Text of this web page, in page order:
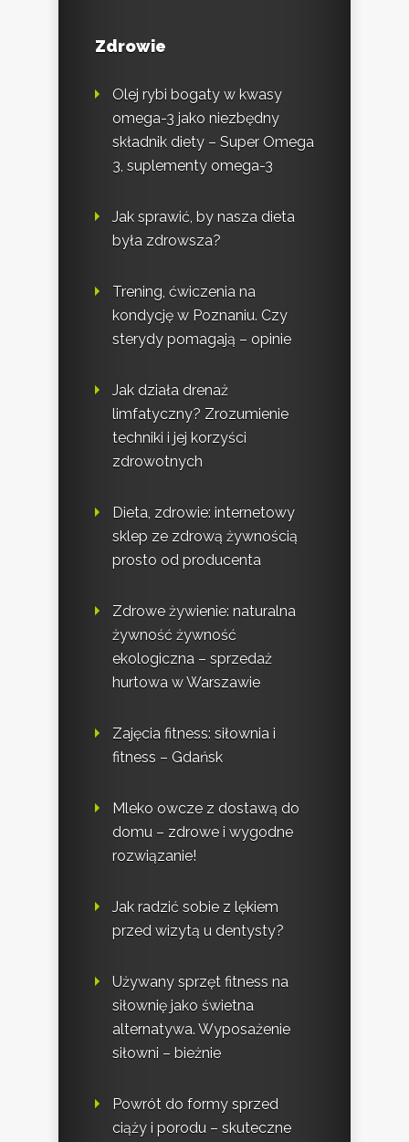
Zdrowie
Olej rybi bogaty w kwasy
omega-3 jako niezbędny
składnik diety – Super Omega
3, suplementy omega-3
Jak sprawić, by nasza dieta
była zdrowsza?
Trening, ćwiczenia na
kondycję w Poznaniu. Czy
sterydy pomagają – opinie
Jak działa drenaż
limfatyczny? Zrozumienie
techniki i jej korzyści
zdrowotnych
Dieta, zdrowie: internetowy
sklep ze zdrową żywnością
prosto od producenta
Zdrowe żywienie: naturalna
żywność żywność
ekologiczna – sprzedaż
hurtowa w Warszawie
Zajęcia fitness: siłownia i
fitness – Gdańsk
Mleko owcze z dostawą do
domu – zdrowe i wygodne
rozwiązanie!
Jak radzić sobie z lękiem
przed wizytą u dentysty?
Używany sprzęt fitness na
siłownię jako świetna
alternatywa. Wyposażenie
siłowni – bieżnie
Powrót do formy sprzed
ciąży i porodu – skuteczne